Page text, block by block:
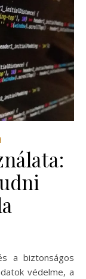
védelme, a